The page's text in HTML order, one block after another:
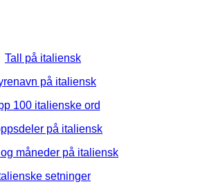
Tall på italiensk
på italiensk
100 italienske ord
på italiensk
måneder på italiensk
setninger